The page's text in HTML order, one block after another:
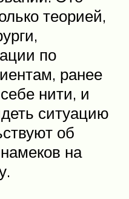
теорией,
по
ранее
нити, и
ситуацию
об
на